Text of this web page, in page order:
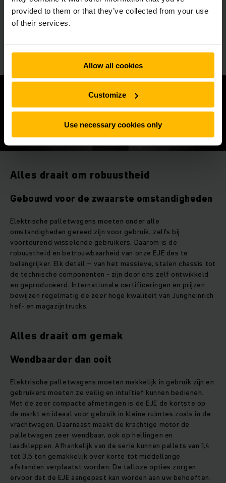
provided to them or that they’ve collected from your use
of their services.
Allow all cookies
Customize
Use necessary cookies only
indien nodig.
Alles draait om robuustheid
Gebouwd voor de zwaarste omstandigheden
Elektrische palletwagens moeten onder alle
omstandigheden gereed zijn voor gebruik, zelfs bij
voortdurend wisselende gebruikers. Daarom is de
robuustheid en betrouwbaarheid van onze EJE des te
belangrijker. Elk detail – van het massieve, stalen chassis tot
de technische componenten - zijn door ons zelf ontwikkeld
en geproduceerd. Internationale certificeringen en prijzen
bewijzen regelmatig de zeer hoge kwaliteit van Jungheinrich
hef- en magazijntrucks.
Alles draait om gemak
Wendbaarder dan ooit
Elektrische palletwagens moeten makkelijk in gebruik zijn en
gebruikers moeten ze veilig en intuïtief kunnen bedienen.
Met de zeer compacte afmetingen is de EJE de kortste op
de markt en ideaal voor gebruik in kleine ruimtes zoals in de
vrachtwagen. Daarnaast maakt de krachtige motor de
palletwagen zeer wendbaar, ook op hellingen en
laadkleppen. Afhankelijk van de serie kunnen pallets van 1,4
tot 3,5 ton gemakkelijk over korte tot middellange
afstanden verplaatst worden. De talloze opties zorgen
ervoor dat de EJE aangepast kan worden aan uw behoeften.